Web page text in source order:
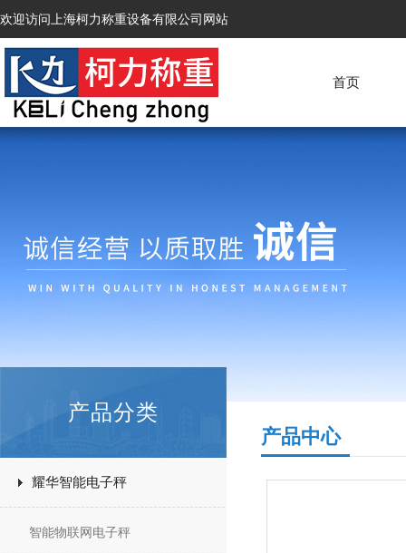
欢迎访问上海柯力称重设备有限公司网站
首页
产品分类
耀华智能电子秤
智能物联网电子秤
产品中心